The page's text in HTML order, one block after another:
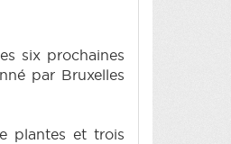
six prochaines
par Bruxelles
plantes et trois